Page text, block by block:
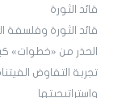
قائد الثورة
قائد الثورة وفلسفة
الحذر من «خطوات»
تجربة التفاوض
واستراتيجيتها